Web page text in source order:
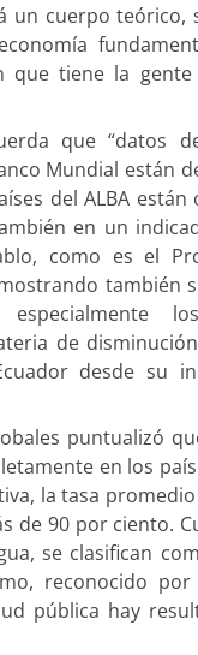
un cuerpo teórico,
que tiene la
que “datos
Mundial están
del ALBA están
en un
como es el
también
de
desde su
puntualizó
en los
la tasa
de 90 por ciento.
se clasifican
reconocido
pública hay